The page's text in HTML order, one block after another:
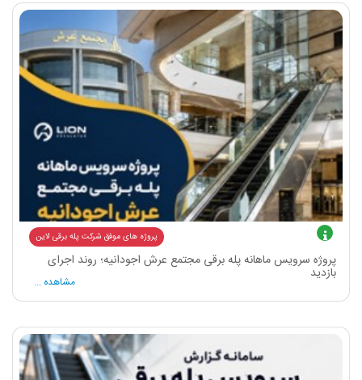
پروژه های موفق شرکت پله برقی لاین
پروژه سرویس ماهانه پله برقی مجتمع عرش اجودانیه؛ روند اجرای
بازدید مشاهده ...